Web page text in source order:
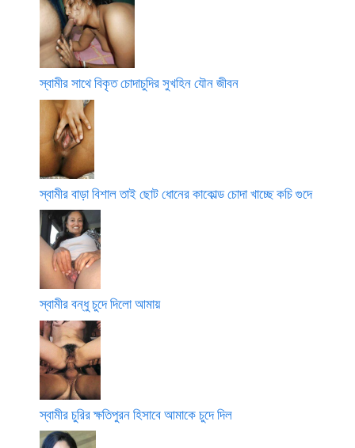
স্বামীর সাথে বিকৃত চোদাচুদির সুখহিন যৌন জীবন
স্বামীর বাড়া বিশাল তাই ছোট ধোনের কাকোল্ড চোদা খাচ্ছে কচি গুদে
স্বামীর বন্ধু চুদে দিলো আমায়
স্বামীর চুরির ক্ষতিপুরন হিসাবে আমাকে চুদে দিল